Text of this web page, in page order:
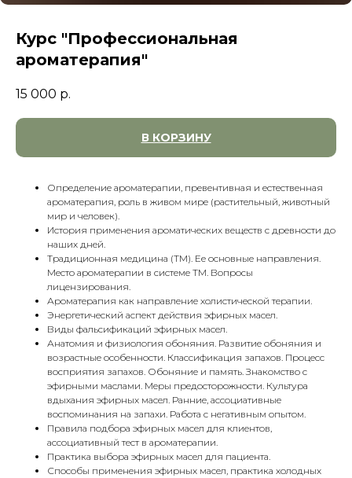
Курс "Профессиональная
ароматерапия"
15 000 р.
В КОРЗИНУ
Определение ароматерапии, превентивная и естественная
ароматерапия, роль в живом мире (растительный, животный
мир и человек).
История применения ароматических веществ с древности до
наших дней.
Традиционная медицина (ТМ). Ее основные направления.
Место ароматерапии в системе ТМ. Вопросы
лицензирования.
Ароматерапия как направление холистической терапии.
Энергетический аспект действия эфирных масел.
Виды фальсификаций эфирных масел.
Анатомия и физиология обоняния. Развитие обоняния и
возрастные особенности. Классификация запахов. Процесс
восприятия запахов. Обоняние и память. Знакомство с
эфирными маслами. Меры предосторожности. Культура
вдыхания эфирных масел. Ранние, ассоциативные
воспоминания на запахи. Работа с негативным опытом.
Правила подбора эфирных масел для клиентов,
ассоциативный тест в ароматерапии.
Практика выбора эфирных масел для пациента.
Способы применения эфирных масел, практика холодных